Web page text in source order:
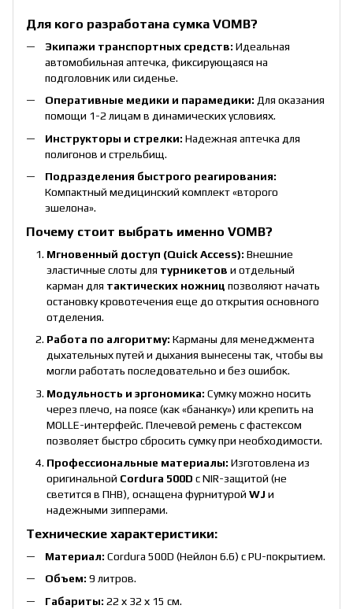
Для кого разработана сумка VOMB?
Экипажи транспортных средств: Идеальная
автомобильная аптечка, фиксирующаяся на
подголовник или сиденье.
Оперативные медики и парамедики: Для оказания
помощи 1-2 лицам в динамических условиях.
Инструкторы и стрелки: Надежная аптечка для
полигонов и стрельбищ.
Подразделения быстрого реагирования:
Компактный медицинский комплект «второго
эшелона».
Почему стоит выбрать именно VOMB?
Мгновенный доступ (Quick Access): Внешние
эластичные слоты для турникетов и отдельный
карман для тактических ножниц позволяют начать
остановку кровотечения еще до открытия основного
отделения.
Работа по алгоритму: Карманы для менеджмента
дыхательных путей и дыхания вынесены так, чтобы вы
могли работать последовательно и без ошибок.
Модульность и эргономика: Сумку можно носить
через плечо, на поясе (как «бананку») или крепить на
MOLLE-интерфейс. Плечевой ремень с фастексом
позволяет быстро сбросить сумку при необходимости.
Профессиональные материалы: Изготовлена из
оригинальной Cordura 500D с NIR-защитой (не
светится в ПНВ), оснащена фурнитурой WJ и
надежными зипперами.
Технические характеристики:
Материал: Cordura 500D (Нейлон 6.6) с PU-покрытием.
Объем: 9 литров.
Габариты: 22 х 32 х 15 см.